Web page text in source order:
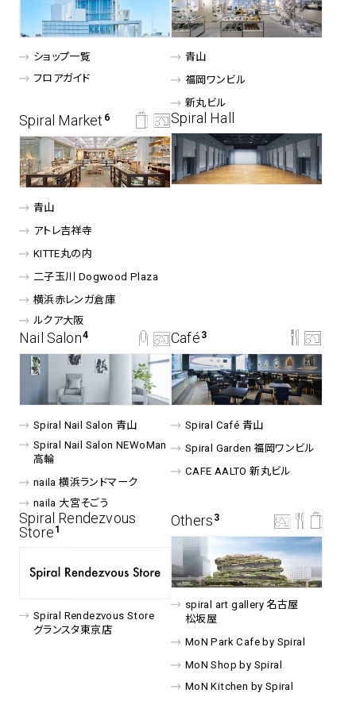
アトレ吉祥寺
KITTE丸の内
⼆⼦⽟川 Dogwood Plaza
ルクア⼤阪
Nail Salon4
Spiral Nail Salon 青山
Spiral Nail Salon NEWoMan
naila 大宮そごう
Café 3
Spiral Rendezvous
Store1
Spiral Rendezvous Store
グランスタ東京店
spiral art gallery 名古屋
松坂屋
MoN Park Cafe by Spiral
MoN Shop by Spiral
スパイラルが提案するオリジナルプ
リント作品
採用情報 お問い合わせ
ショップ一覧
フロアガイド
青山
福岡ワンビル
新丸ビル
Spiral Market 6
青山
アトレ吉祥寺
KITTE丸の内
⼆⼦⽟川 Dogwood Plaza
横浜赤レンガ倉庫
ルクア⼤阪
Spiral Hall
Nail Salon4
Spiral Nail Salon 青山
Spiral Nail Salon NEWoMan
⾼輪
naila 横浜ランドマーク
naila 大宮そごう
Café 3
Spiral Café 青山
Spiral Garden 福岡ワンビル
CAFE AALTO 新丸ビル
Spiral Rendezvous
Store 1
Spiral Rendezvous Store
グランスタ東京店
Others 3
spiral art gallery 名古屋
松坂屋
MoN Park Cafe by Spiral
MoN Shop by Spiral
MoN Kitchen by Spiral